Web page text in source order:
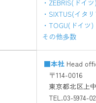
・ZEBRIS(ドイツ)
・SIXTUS(イタ
・TOGU(ドイツ)
その他多数
■本社 Head
〒114-0016
東京都北区上
TEL.03-5974-